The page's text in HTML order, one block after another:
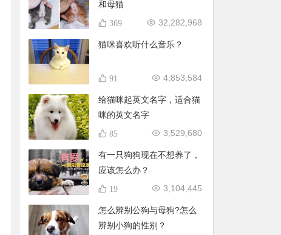
和母猫
32,282,968
369
猫咪喜欢听什么音乐？
4,853,584
91
给猫咪起英文名字，适合猫
咪的英文名字
3,529,680
85
有一只狗狗现在不想养了，
应该怎么办？
3,104,445
19
怎么辨别公狗与母狗?怎么
辨别小狗的性别？